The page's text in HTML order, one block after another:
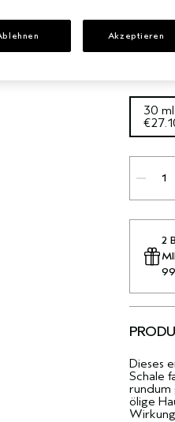
Sei
30 ml
2
Dieses
Schale
rundum
ölige
Akzeptieren